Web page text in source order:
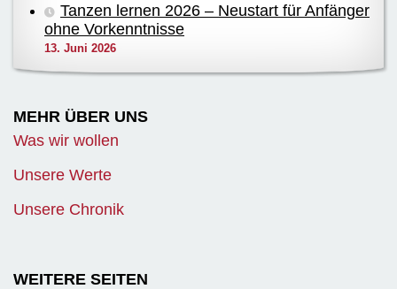
Tanzen lernen 2026 – Neustart für Anfänger
ohne Vorkenntnisse
13. Juni 2026
MEHR ÜBER UNS
Was wir wollen
Unsere Werte
Unsere Chronik
WEITERE SEITEN